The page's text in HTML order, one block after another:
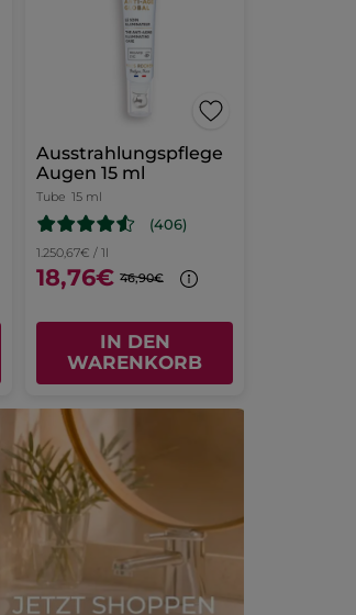
Ausstrahlungspflege
Augen 15 ml
Tube 15 ml
(406)
1.250,67€ / 1l
18,76€ 46,90€
IN DEN
WARENKORB